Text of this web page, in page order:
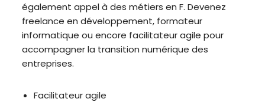
également appel à des métiers en F. Devenez
freelance en développement, formateur
informatique ou encore facilitateur agile pour
accompagner la transition numérique des
entreprises.
Facilitateur agile